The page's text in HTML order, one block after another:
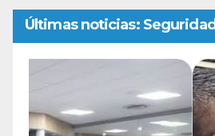
Últimas noticias: Seguridad